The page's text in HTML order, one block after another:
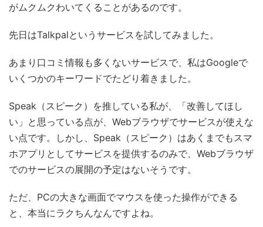
がムクムクわいてくることがあるのです。
先日はTalkpalというサービスを試してみました。
あまり口コミ情報も多くないサービスで、私はGoogleで
いくつかのキーワードでたどり着きました。
Speak（スピーク）を推している私が、「改善してほし
い」と思っている点が、Webブラウザでサービスが使えな
い点です。しかし、Speak（スピーク）はあくまでもスマ
ホアプリとしてサービスを提供するのみで、Webブラウザ
でのサービスの展開の予定はないそうです。
ただ、PCの大きな画面でマウスを使った操作ができる
と、本当にラクちんなんですよね。